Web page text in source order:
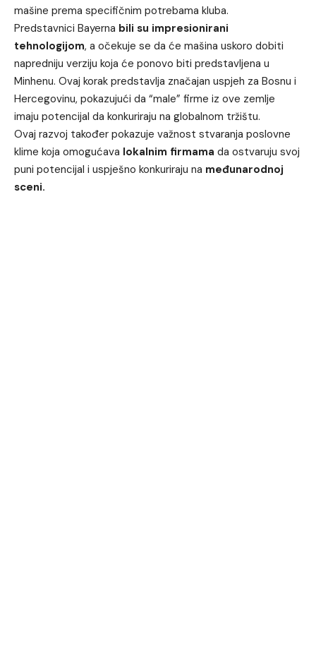
mašine prema specifičnim potrebama kluba.
Predstavnici Bayerna bili su impresionirani
tehnologijom, a očekuje se da će mašina uskoro dobiti
napredniju verziju koja će ponovo biti predstavljena u
Minhenu. Ovaj korak predstavlja značajan uspjeh za Bosnu i
Hercegovinu, pokazujući da “male” firme iz ove zemlje
imaju potencijal da konkuriraju na globalnom tržištu.
Ovaj razvoj također pokazuje važnost stvaranja poslovne
klime koja omogućava lokalnim firmama da ostvaruju svoj
puni potencijal i uspješno konkuriraju na međunarodnoj
sceni.